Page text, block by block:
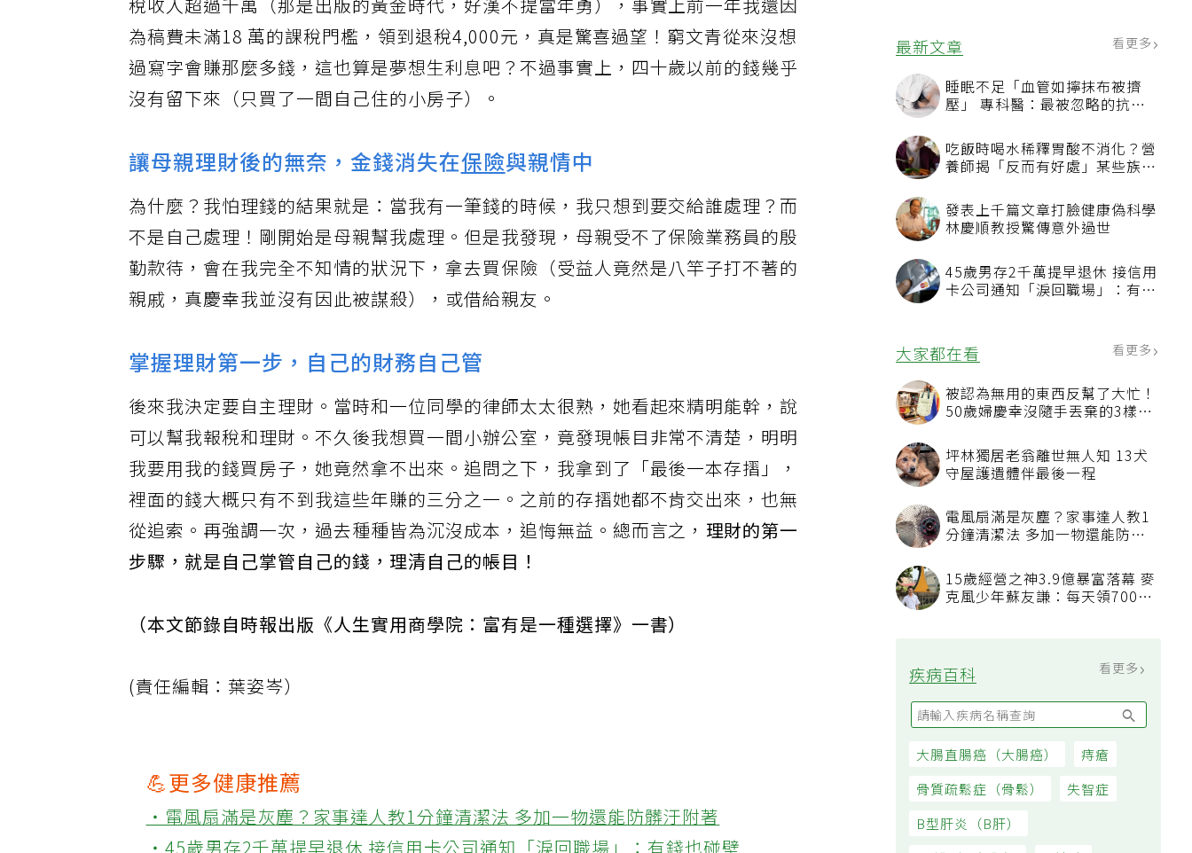
最新文章 看更多
睡眠不足「血管如擰抹布被擠
壓」 專科醫：最被忽略的抗老
吃飯時喝水稀釋胃酸不消化？營
養師揭「反而有好處」某些族群
發表上千篇文章打臉健康偽科學
林慶順教授驚傳意外過世
45歲男存2千萬提早退休 接信用
卡公司通知「淚回職場」：有錢
大家都在看
被認為無用的東西反幫了大忙！
50歲婦慶幸沒隨手丟棄的3樣物
坪林獨居老翁離世無人知 13犬
守屋護遺體伴最後一程
電風扇滿是灰塵？家事達人教1
汙附著
15歲經營之神3.9億暴富落幕 麥
疾病百科
稅收入超過千萬（那是出版的黃金時代，好漢不提當年勇），事實上前一年我還因
為稿費未滿18 萬的課稅門檻，領到退稅4,000元，真是驚喜過望！窮文青從來沒想
過寫字會賺那麼多錢，這也算是夢想生利息吧？不過事實上，四十歲以前的錢幾乎
沒有留下來（只買了一間自己住的小房子）。
讓母親理財後的無奈，金錢消失在保險與親情中
為什麼？我怕理錢的結果就是：當我有一筆錢的時候，我只想到要交給誰處理？而
不是自己處理！剛開始是母親幫我處理。但是我發現，母親受不了保險業務員的殷
勤款待，會在我完全不知情的狀況下，拿去買保險（受益人竟然是八竿子打不著的
親戚，真慶幸我並沒有因此被謀殺），或借給親友。
掌握理財第一步，自己的財務自己管
後來我決定要自主理財。當時和一位同學的律師太太很熟，她看起來精明能幹，說
可以幫我報稅和理財。不久後我想買一間小辦公室，竟發現帳目非常不清楚，明明
我要用我的錢買房子，她竟然拿不出來。追問之下，我拿到了「最後一本存摺」，
裡面的錢大概只有不到我這些年賺的三分之一。之前的存摺她都不肯交出來，也無
從追索。再強調一次，過去種種皆為沉沒成本，追悔無益。總而言之，理財的第一
步驟，就是自己掌管自己的錢，理清自己的帳目！
（本文節錄自時報出版《人生實用商學院：富有是一種選擇》一書）
(責任編輯：葉姿岑）
💪更多健康推薦
‧電風扇滿是灰塵？家事達人教1分鐘清潔法 多加一物還能防髒汙附著